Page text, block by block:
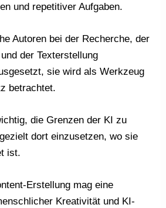
und repetitiver Aufgaben.
Autoren bei der Recherche, der
der Texterstellung
sie wird als Werkzeug
betrachtet.
die Grenzen der KI zu
dort einzusetzen, wo sie
ist.
Erstellung mag eine
Kreativität und KI-